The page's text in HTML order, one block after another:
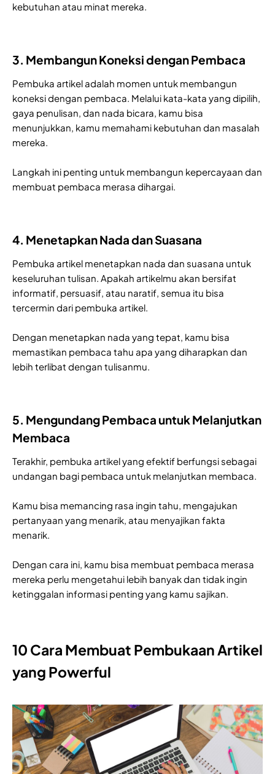
kebutuhan atau minat mereka.
3. Membangun Koneksi dengan Pembaca
Pembuka artikel adalah momen untuk membangun
koneksi dengan pembaca. Melalui kata-kata yang dipilih,
gaya penulisan, dan nada bicara, kamu bisa
menunjukkan, kamu memahami kebutuhan dan masalah
mereka.
Langkah ini penting untuk membangun kepercayaan dan
membuat pembaca merasa dihargai.
4. Menetapkan Nada dan Suasana
Pembuka artikel menetapkan nada dan suasana untuk
keseluruhan tulisan. Apakah artikelmu akan bersifat
informatif, persuasif, atau naratif, semua itu bisa
tercermin dari pembuka artikel.
Dengan menetapkan nada yang tepat, kamu bisa
memastikan pembaca tahu apa yang diharapkan dan
lebih terlibat dengan tulisanmu.
5. Mengundang Pembaca untuk Melanjutkan
Membaca
Terakhir, pembuka artikel yang efektif berfungsi sebagai
undangan bagi pembaca untuk melanjutkan membaca.
Kamu bisa memancing rasa ingin tahu, mengajukan
pertanyaan yang menarik, atau menyajikan fakta
menarik.
Dengan cara ini, kamu bisa membuat pembaca merasa
mereka perlu mengetahui lebih banyak dan tidak ingin
ketinggalan informasi penting yang kamu sajikan.
10 Cara Membuat Pembukaan Artikel
yang Powerful